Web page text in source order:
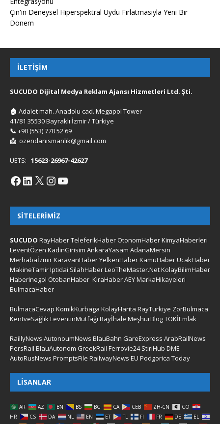
Çin'in Deneysel Hiperspektral Uydu Fırlatmasıyla Yeni Bir
Dönem
İLETIŞIM
SUCUDO Dijital Medya Reklam Ajansı Hizmetleri Ltd. Şti.
🏠 Adalet mah. Anadolu cad. Megapol Tower
41/81 35530 Bayraklı İzmir / Türkiye
📞 +90 (553) 770 52 69
📩 ozendanismanlik@gmail.com
UETS: 15623-26967-42627
SITELERIMIZ
SUCUDO RayHaberTeleferikHaber OtonomHaberKimyaHaberleri
LeventÖzen KadinGirisim AnkaraYasam AdanaMersin
MerhabaİzmirKaravanHaberYelkenHaberKamuHaberUcakHaber
MakineTamirIptidai SilahHaberLeoTheMaster.NetKolayBilimHaber
HaberInegol OtobanHaber KiraHaberAEYMarkaHikayeleri
BulmacaHaber
BulmacaCevap KomikKurbaga KolayHarita RayTurkiye ZorBulmaca
KentveSağlıkLeventinMutfağı Rayİhale MeşhurBlogTOKİEmlak
RaillyNews AutonoumNews BlauBahn GareExpress ArabRailNews
PersRail BlauAutonom GreekRail Ferrovie24 StiriHub DME
AutoRusNews PromptsFile RailwayNews EU Podgorica Today
LISANLAR
AR AZ BN BS BG CA CEB ZH-CN
CO
HR
CS DA NL EN ET TL FI FR DE
EL